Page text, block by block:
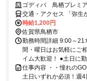
ゴディバ 鳥栖プレミ
交通・アクセス 「弥生
時給1,200円
佐賀県鳥栖市
勤務時間詳細 9:00～
間・曜日はお気軽にご
イム大歓迎！ ●土日に
仕事内容 ・・憧れの
土日いずれか必須！週